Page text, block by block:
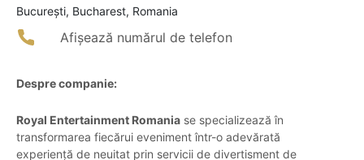
Bucureşti, Bucharest, Romania
Afișează numărul de telefon
Despre companie:
Royal Entertainment Romania se specializează în
transformarea fiecărui eveniment într-o adevărată
experiență de neuitat prin servicii de divertisment de